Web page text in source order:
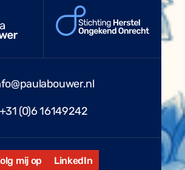
+31 (0)6 16149242
mij op LinkedIn